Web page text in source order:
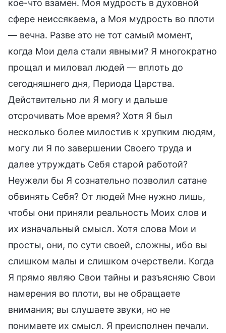
кое-что взамен. Моя мудрость в духовной
сфере неиссякаема, а Моя мудрость во плоти
— вечна. Разве это не тот самый момент,
когда Мои дела стали явными? Я многократно
прощал и миловал людей — вплоть до
сегодняшнего дня, Периода Царства.
Действительно ли Я могу и дальше
отсрочивать Мое время? Хотя Я был
несколько более милостив к хрупким людям,
могу ли Я по завершении Своего труда и
далее утруждать Себя старой работой?
Неужели бы Я сознательно позволил сатане
обвинять Себя? От людей Мне нужно лишь,
чтобы они приняли реальность Моих слов и
их изначальный смысл. Хотя слова Мои и
просты, они, по сути своей, сложны, ибо вы
слишком малы и слишком очерствели. Когда
Я прямо являю Свои тайны и разъясняю Свои
намерения во плоти, вы не обращаете
внимания; вы слушаете звуки, но не
понимаете их смысл. Я преисполнен печали.